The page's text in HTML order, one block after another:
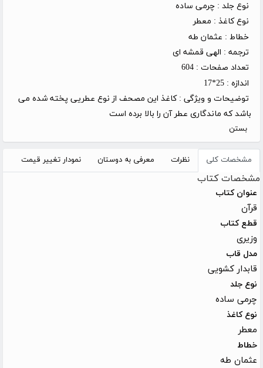
نوع جلد : چرمی ساده
نوع کاغذ : معطر
خطاط : عثمان طه
ترجمه : الهی قمشه ای
تعداد صفحات : 604
اندازه : 25*17
توضیحات و ویژگی :کاغذ این مصحف از نوع عطریی پخته شده می
باشد که ماندگاری عطر آن را بالا برده است
بستن
مشخصات کلی نظرات معرفی به دوستان نمودار تغییر قیمت
مشخصات کتاب
عنوان کتاب
قرآن
قطع کتاب
وزیری
مدل قاب
قابدار کشویی
نوع جلد
چرمی ساده
نوع کاغذ
معطر
خطاط
عثمان طه